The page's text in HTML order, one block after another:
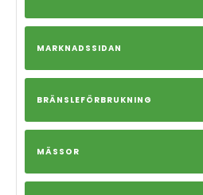
MARKNADSSIDAN
BRÄNSLEFÖRBRUKNING
MÄSSOR